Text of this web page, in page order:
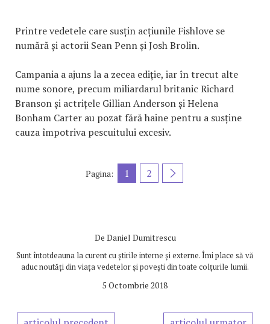
Printre vedetele care susțin acțiunile Fishlove se
numără și actorii Sean Penn și Josh Brolin.
Campania a ajuns la a zecea ediție, iar în trecut alte
nume sonore, precum miliardarul britanic Richard
Branson și actrițele Gillian Anderson și Helena
Bonham Carter au pozat fără haine pentru a susține
cauza împotriva pescuitului excesiv.
Pagina: 1 2
De Daniel Dumitrescu
Sunt întotdeauna la curent cu știrile interne și externe. Îmi place să vă
aduc noutăți din viața vedetelor și povești din toate colțurile lumii.
5 Octombrie 2018